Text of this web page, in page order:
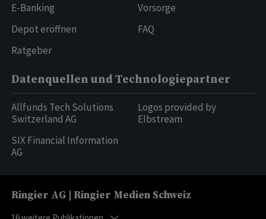
E-Banking
Depot eröffnen
Ratgeber
Vorsorge
FAQ
Datenquellen und Technologiepartner
Allfunds Tech Solutions
Switzerland AG
SIX Financial Information
AG
Logos provided by
Elbstream
Ringier AG | Ringier Medien Schweiz